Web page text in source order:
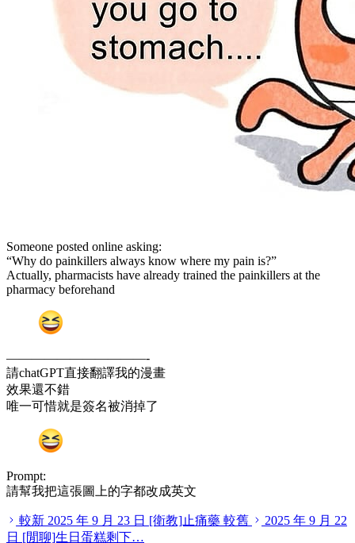
Someone posted online asking:
“Why do painkillers always know where my pain is?”
Actually, pharmacists have already trained the painkillers at the
pharmacy beforehand
———————————-
請chatGPT直接翻譯我的漫畫
效果還不錯
唯一可惜就是簽名被消掉了
Prompt:
請幫我把這張圖上的字都改成英文
較新 2025 年 9 月 23 日 [衛教]止痛藥 較舊
2025 年 9 月 22
日 [閒聊]生日蛋糕剩下…